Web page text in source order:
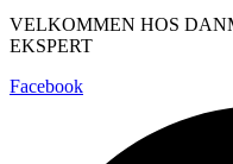
VELKOMMEN HOS
EKSPERT
Facebook